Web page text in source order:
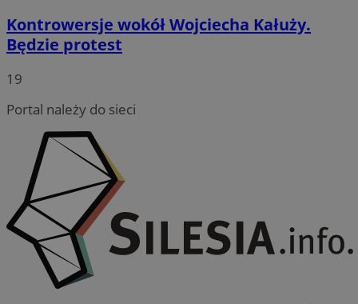
Kontrowersje wokół Wojciecha Kałuży.
Będzie protest
19
Portal należy do sieci